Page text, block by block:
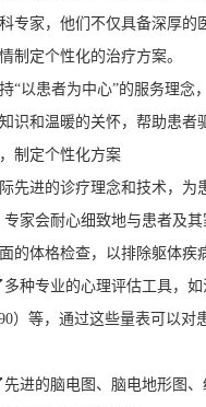
专家，他们不仅具备深厚
制定个性化的治疗方案。
“以患者为中心”的服务理
识和温暖的关怀，帮助患者
制定个性化方案
先进的诊疗理念和技术，为
家会耐心细致地与患者及
的体格检查，以排除躯体疾
种专业的心理评估工具，
）等，通过这些量表可以
进的脑电图、脑电地形图